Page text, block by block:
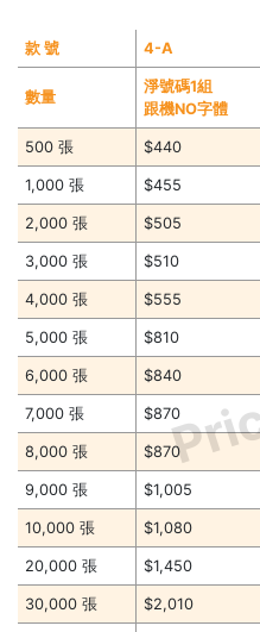
款 號 4-A
數量
淨號碼1組
跟機NO字體
500 張 $440
1,000 張 $455
2,000 張 $505
3,000 張 $510
4,000 張 $555
5,000 張 $810
6,000 張 $840
7,000 張 $870
8,000 張 $870
9,000 張 $1,005
10,000 張 $1,080
20,000 張 $1,450
30,000 張 $2,010